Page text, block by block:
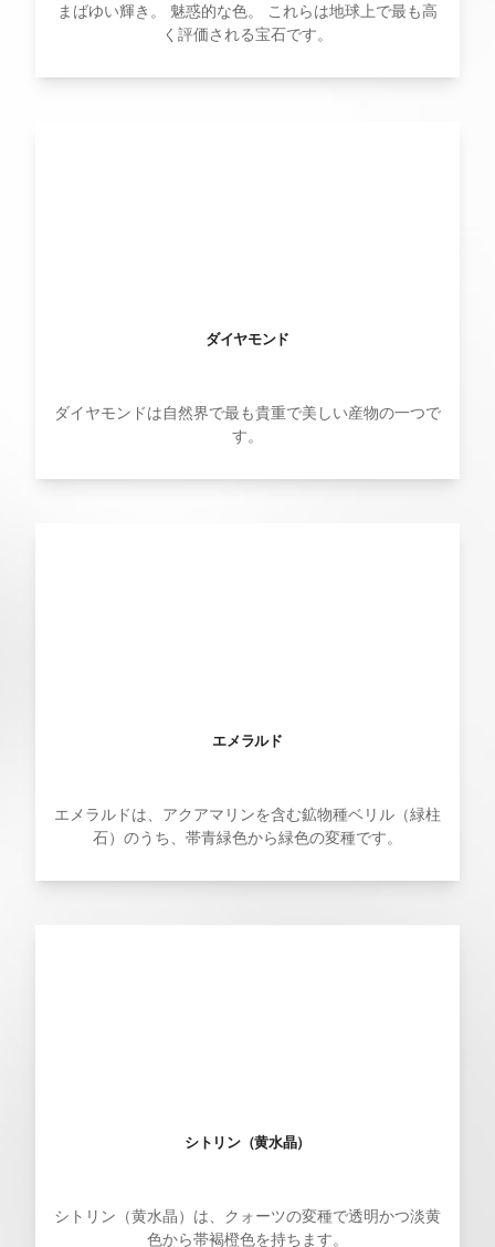
まばゆい輝き。 魅惑的な色。 これらは地球上で最も高
く評価される宝石です。
ダイヤモンド
ダイヤモンドは自然界で最も貴重で美しい産物の一つで
す。
エメラルド
エメラルドは、アクアマリンを含む鉱物種ベリル（緑柱
石）のうち、帯青緑色から緑色の変種です。
シトリン（黄水晶）
シトリン（黄水晶）は、クォーツの変種で透明かつ淡黄
色から帯褐橙色を持ちます。